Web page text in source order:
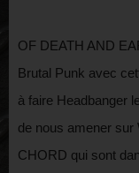
OF DEATH AND
Brutal Punk avec
à faire Headbanger
de nous amener
CHORD qui sont